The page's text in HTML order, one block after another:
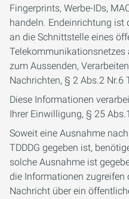
Fingerprints, Werbe-IDs,
handeln. Endeinrichtung ist
an die Schnittstelle eines
Telekommunikationsnetzes
zum Aussenden,
Nachrichten, § 2 Abs.2 Nr.6
Diese Informationen
Ihrer Einwilligung, § 25
Soweit eine Ausnahme
TDDDG gegeben ist,
solche Ausnahme ist
die Informationen zugreifen
Nachricht über ein